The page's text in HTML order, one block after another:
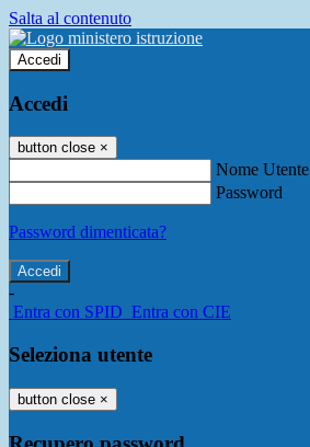
Salta al contenuto
Accedi
Accedi
button close ×
Nome Utente
Password
Password dimenticata?
-
Entra con SPID Entra con CIE
Seleziona utente
button close ×